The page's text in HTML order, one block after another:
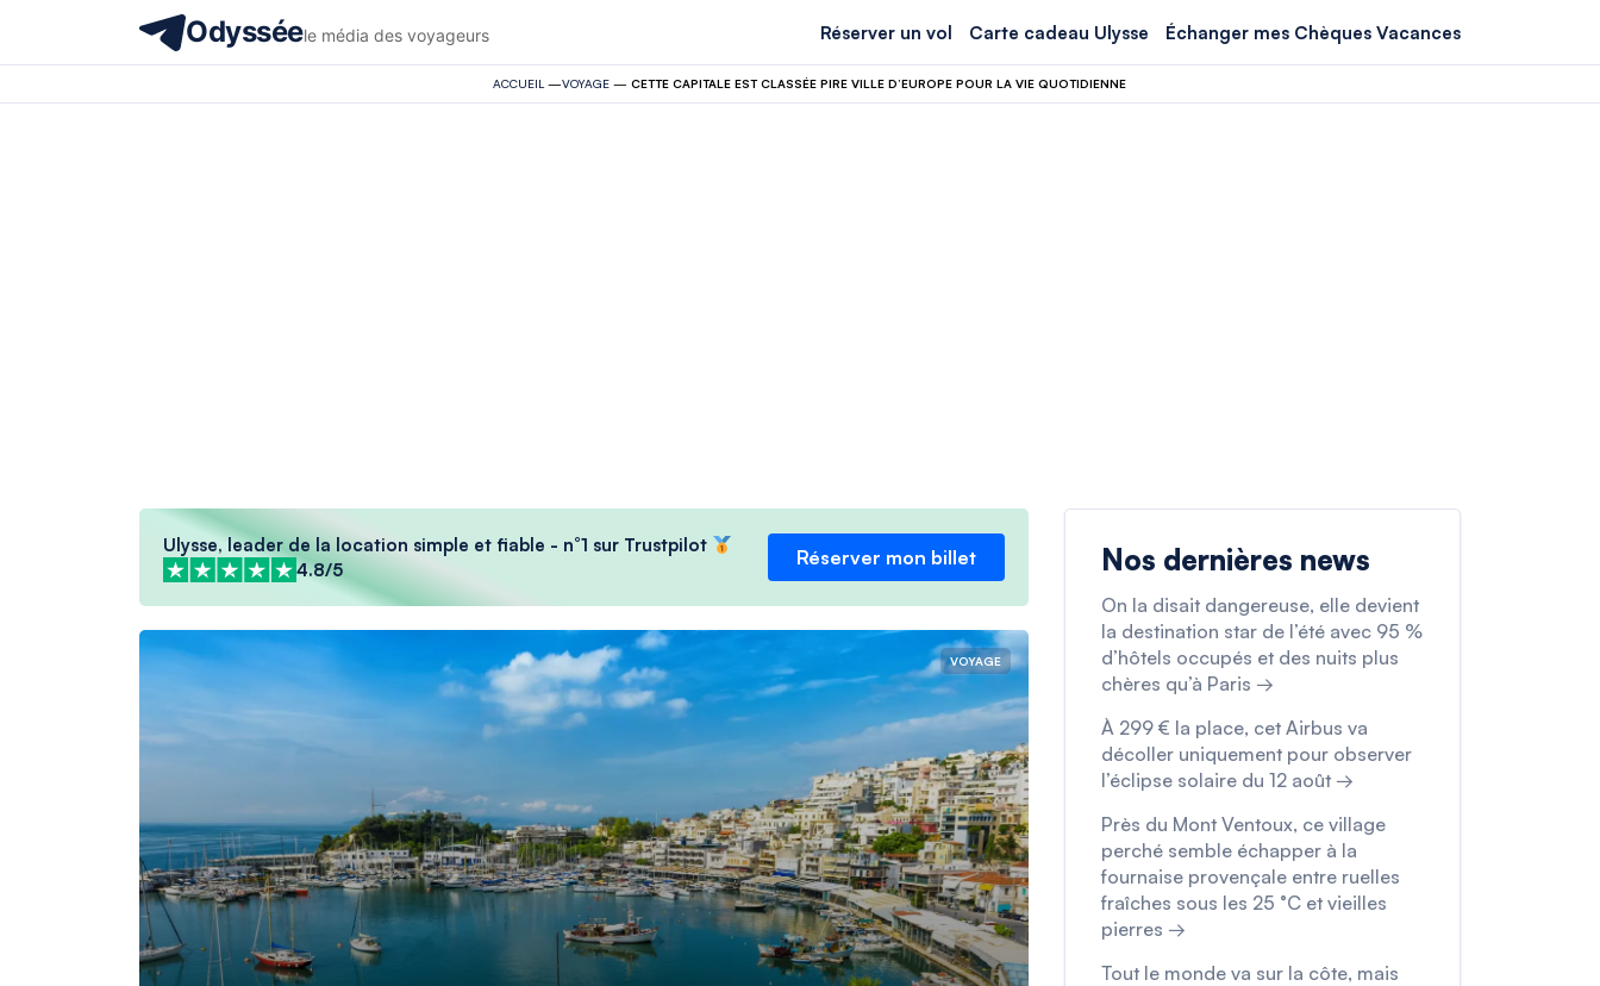
Odysséele média des voyageurs Réserver un vol Carte cadeau Ulysse Échanger mes Chèques Vacances
ACCUEIL —VOYAGE— CETTE CAPITALE EST CLASSÉE PIRE VILLE D’EUROPE POUR LA VIE QUOTIDIENNE
Ulysse, leader de la location simple et fiable - n°1 sur Trustpilot
4.8/5
Réserver mon billet
VOYAGE
Nos dernières news
On la disait dangereuse, elle devient
la destination star de l’été avec 95 %
d’hôtels occupés et des nuits plus
chères qu’à Paris →
À 299 € la place, cet Airbus va
décoller uniquement pour observer
l’éclipse solaire du 12 août →
Près du Mont Ventoux, ce village
perché semble échapper à la
fournaise provençale entre ruelles
fraîches sous les 25 °C et vieilles
pierres →
Tout le monde va sur la côte, mais